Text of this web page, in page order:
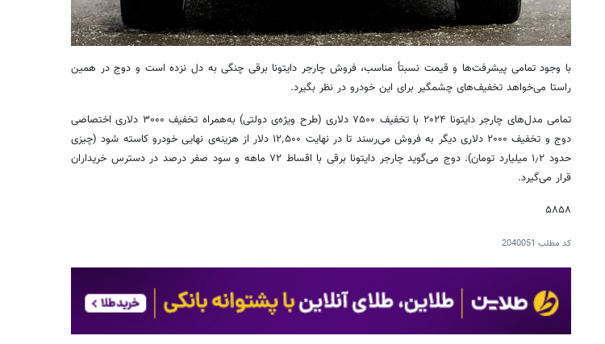
با وجود تمامی پیشرفت‌ها و قیمت نسبتاً مناسب، فروش چارجر دایتونا برقی چنگی به دل نزده است و دوج در همین
راستا می‌خواهد تخفیف‌های چشمگیر برای این خودرو در نظر بگیرد.
تمامی مدل‌های چارجر دایتونا ۲۰۲۴ با تخفیف ۷۵۰۰ دلاری (طرح ویژه‌ی دولتی) به‌همراه تخفیف ۳۰۰۰ دلاری اختصاصی
دوج و تخفیف ۲۰۰۰ دلاری دیگر به فروش می‌رسند تا در نهایت ۱۲٬۵۰۰ دلار از هزینه‌ی نهایی خودرو کاسته شود (چیزی
حدود ۱٫۲ میلیارد تومان). دوج می‌گوید چارجر دایتونا برقی با اقساط ۷۲ ماهه و سود صفر درصد در دسترس خریداران
قرار می‌گیرد.
۵۸۵۸
کد مطلب 2040051